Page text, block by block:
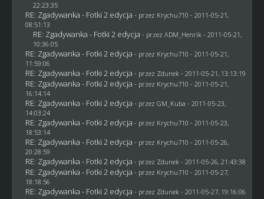
22:23:35
RE: Zgadywanka - Fotki 2 edycja - przez Krychu710 - 2011-05-21,
08:51:13
RE: Zgadywanka - Fotki 2 edycja - przez ADM_Henrik - 2011-05-21,
10:36:05
RE: Zgadywanka - Fotki 2 edycja - przez Krychu710 - 2011-05-21,
11:59:06
RE: Zgadywanka - Fotki 2 edycja - przez Zdunek - 2011-05-21, 13:13:19
RE: Zgadywanka - Fotki 2 edycja - przez Krychu710 - 2011-05-21,
16:14:14
RE: Zgadywanka - Fotki 2 edycja - przez GM_Kuba - 2011-05-23,
14:03:24
RE: Zgadywanka - Fotki 2 edycja - przez Krychu710 - 2011-05-23,
18:53:14
RE: Zgadywanka - Fotki 2 edycja - przez Krychu710 - 2011-05-26,
20:28:59
RE: Zgadywanka - Fotki 2 edycja - przez Zdunek - 2011-05-26, 21:43:38
RE: Zgadywanka - Fotki 2 edycja - przez Krychu710 - 2011-05-27,
18:18:56
RE: Zgadywanka - Fotki 2 edycja - przez Zdunek - 2011-05-27, 19:16:06